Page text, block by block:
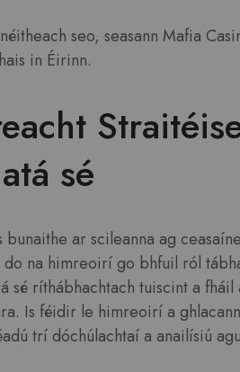
seo, seasann Mafia
in Éirinn.
sé
bunaithe ar scileanna ag
na himreoirí go bhfuil ról
sé ríthábhachtach tuiscint a
Is féidir le himreoirí a
trí dóchúlachtaí a anailísiú